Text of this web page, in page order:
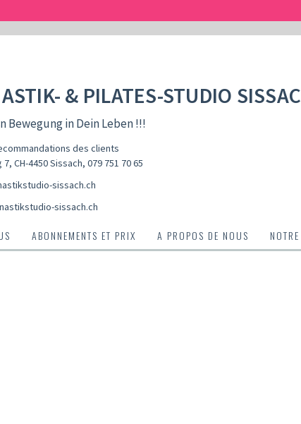
& PILATES-STUDIO
Bewegung in Dein Leben !!!
des clients
CH-4450 Sissach, 079 751 70 65
sissach.ch
sissach.ch
ABONNEMENTS ET PRIX A PROPOS DE NOUS